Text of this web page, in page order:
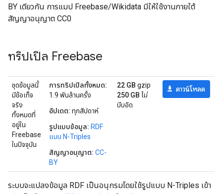
BY เดียวกัน การแมป Freebase/Wikidata มีให้ใช้งานภายใต้
สัญญาอนุญาต CC0
ทริปเปิล Freebase
ชุดข้อมูลนี้
มีข้อเท็จ
จริง
ทั้งหมดที่
อยู่ใน
Freebase
ในปัจจุบัน
การทริปเปิลทั้งหมด:
1.9 พันล้านครั้ง
อัปเดต: ทุกสัปดาห์
รูปแบบข้อมูล: RDF
แบบ N-Triples
สัญญาอนุญาต: CC-
BY
22 GB gzip
250 GB ไม่
บีบอัด
ดาวน์โหลด
ระบบจะแปลงข้อมูล RDF เป็นอนุกรมโดยใช้รูปแบบ N-Triples เข้า